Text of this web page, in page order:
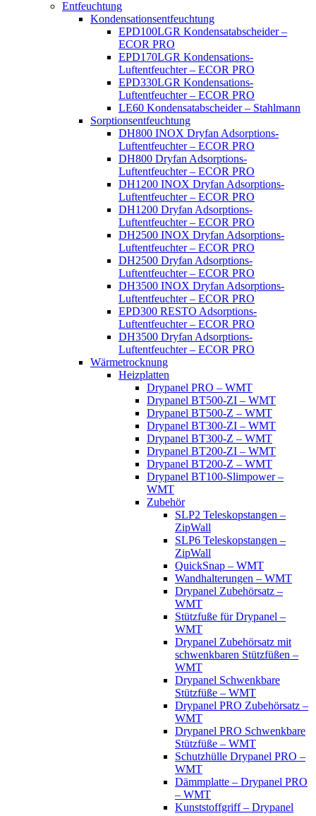
Entfeuchtung
Kondensationsentfeuchtung
EPD100LGR Kondensatabscheider –
ECOR PRO
EPD170LGR Kondensations-
Luftentfeuchter – ECOR PRO
EPD330LGR Kondensations-
Luftentfeuchter – ECOR PRO
LE60 Kondensatabscheider – Stahlmann
Sorptionsentfeuchtung
DH800 INOX Dryfan Adsorptions-
Luftentfeuchter – ECOR PRO
DH800 Dryfan Adsorptions-
Luftentfeuchter – ECOR PRO
DH1200 INOX Dryfan Adsorptions-
Luftentfeuchter – ECOR PRO
DH1200 Dryfan Adsorptions-
Luftentfeuchter – ECOR PRO
DH2500 INOX Dryfan Adsorptions-
Luftentfeuchter – ECOR PRO
DH2500 Dryfan Adsorptions-
Luftentfeuchter – ECOR PRO
DH3500 INOX Dryfan Adsorptions-
Luftentfeuchter – ECOR PRO
EPD300 RESTO Adsorptions-
Luftentfeuchter – ECOR PRO
DH3500 Dryfan Adsorptions-
Luftentfeuchter – ECOR PRO
Wärmetrocknung
Heizplatten
Drypanel PRO – WMT
Drypanel BT500-ZI – WMT
Drypanel BT500-Z – WMT
Drypanel BT300-ZI – WMT
Drypanel BT300-Z – WMT
Drypanel BT200-ZI – WMT
Drypanel BT200-Z – WMT
Drypanel BT100-Slimpower –
WMT
Zubehör
SLP2 Teleskopstangen –
ZipWall
SLP6 Teleskopstangen –
ZipWall
QuickSnap – WMT
Wandhalterungen – WMT
Drypanel Zubehörsatz –
WMT
Stützfuße für Drypanel –
WMT
Drypanel Zubehörsatz mit
schwenkbaren Stützfüßen –
WMT
Drypanel Schwenkbare
Stützfüße – WMT
Drypanel PRO Zubehörsatz –
WMT
Drypanel PRO Schwenkbare
Stützfüße – WMT
Schutzhülle Drypanel PRO –
WMT
Dämmplatte – Drypanel PRO
– WMT
Kunststoffgriff – Drypanel